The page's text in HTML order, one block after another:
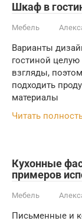
Шкаф в
Мебель
Варианты
гостиной целую
взгляды,
подходить
материалы
Читать
Кухонные
примеров
Мебель
Письменные и